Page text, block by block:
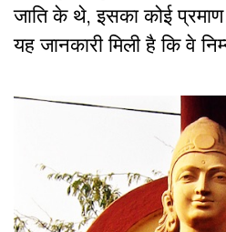
जाति के थे, इसका कोई
यह जानकारी मिली है कि वे